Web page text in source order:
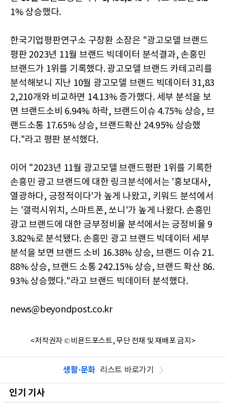
1% 상승했다.
한국기업평판연구소 구창환 소장은 "광고모델 브랜드
평판 2023년 11월 브랜드 빅데이터 분석결과, 손흥민
브랜드가 1위를 기록했다. 광고모델 브랜드 카테고리를
분석해보니 지난 10월 광고모델 브랜드 빅데이터 31,83
2,210개와 비교하면 14.13% 증가했다. 세부 분석을 보
면 브랜드소비 6.94% 하락, 브랜드이슈 4.75% 상승, 브
랜드소통 17.65% 상승, 브랜드확산 24.95% 상승했
다."라고 평판 분석했다.
이어 "2023년 11월 광고모델 브랜드평판 1위를 기록한
손흥민 광고 브랜드에 대한 링크분석에서는 '홍보대사,
열광하다, 긍정적이다'가 높게 나왔고, 키워드 분석에서
는 '갤럭시위치, 스마트폰, 쏘니'가 높게 나왔다. 손흥민
광고 브랜드에 대한 긍부정비율 분석에서는 긍정비율 9
3.82%로 분석됐다. 손흥민 광고 브랜드 빅데이터 세부
분석을 보면 브랜드 소비 16.38% 상승, 브랜드 이슈 21.
88% 상승, 브랜드 소통 242.15% 상승, 브랜드 확산 86.
93% 상승했다."라고 브랜드 빅데이터 분석했다.
news@beyondpost.co.kr
<저작권자 © 비욘드포스트, 무단 전재 및 재배포 금지>
생활·문화 리스트 바로가기
인기 기사